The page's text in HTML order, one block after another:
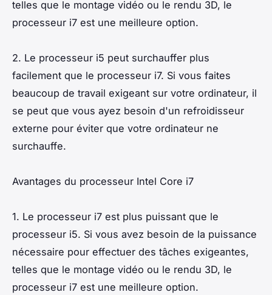
telles que le montage vidéo ou le rendu 3D, le
processeur i7 est une meilleure option.
2. Le processeur i5 peut surchauffer plus
facilement que le processeur i7. Si vous faites
beaucoup de travail exigeant sur votre ordinateur, il
se peut que vous ayez besoin d'un refroidisseur
externe pour éviter que votre ordinateur ne
surchauffe.
Avantages du processeur Intel Core i7
1. Le processeur i7 est plus puissant que le
processeur i5. Si vous avez besoin de la puissance
nécessaire pour effectuer des tâches exigeantes,
telles que le montage vidéo ou le rendu 3D, le
processeur i7 est une meilleure option.